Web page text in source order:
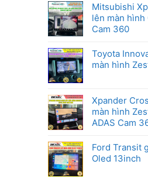
Mitsubishi
lên màn hình
Cam 360
Toyota
màn hình
Xpander
màn hình
ADAS Cam
Ford Transit
Oled 13inch